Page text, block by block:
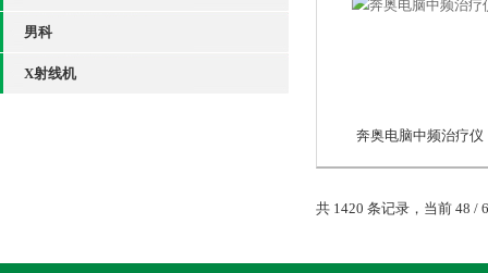
男科
X射线机
奔奥电脑中频治疗仪
共 1420 条记录，当前 48 /